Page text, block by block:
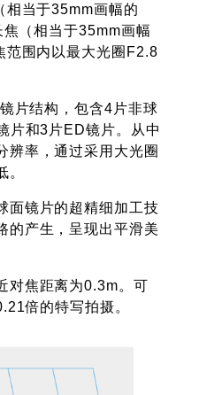
相当于35mm画幅的
（相当于35mm画幅
范围内以最大光圈F2.8
片结构，包含4片非球
片和3片ED镜片。从中
辨率，通过采用大光圈
。
面镜片的超精细加工技
的产生，呈现出平滑美
对焦距离为0.3m。可
倍的特写拍摄。